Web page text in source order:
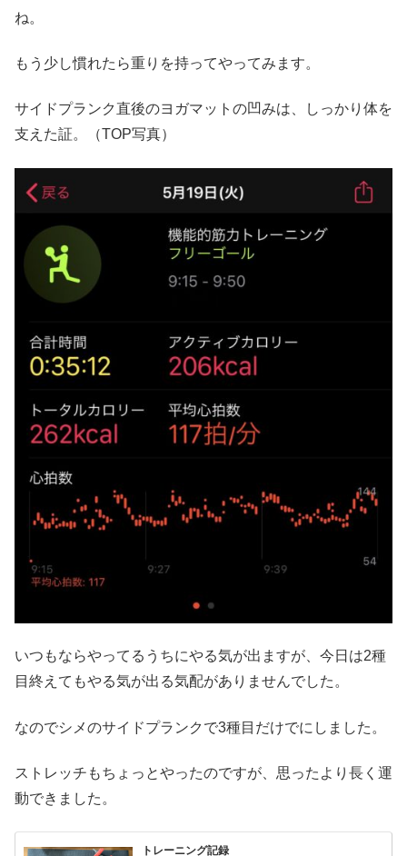
ね。
もう少し慣れたら重りを持ってやってみます。
サイドプランク直後のヨガマットの凹みは、しっかり体を
支えた証。（TOP写真）
いつもならやってるうちにやる気が出ますが、今日は2種
目終えてもやる気が出る気配がありませんでした。
なのでシメのサイドプランクで3種目だけでにしました。
ストレッチもちょっとやったのですが、思ったより長く運
動できました。
トレーニング記録